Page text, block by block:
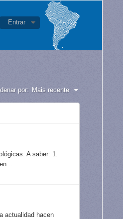
Entrar
por: Mais recente
A saber: 1.
actualidad hacen